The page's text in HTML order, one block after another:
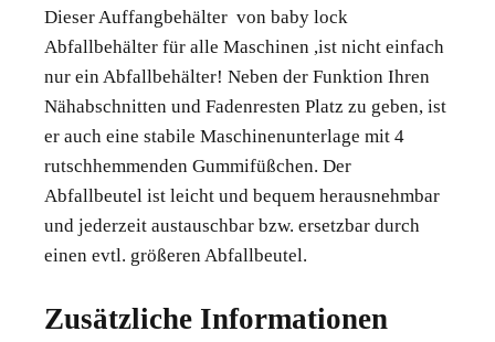
Dieser Auffangbehälter von baby lock
Abfallbehälter für alle Maschinen ,ist nicht einfach
nur ein Abfallbehälter! Neben der Funktion Ihren
Nähabschnitten und Fadenresten Platz zu geben, ist
er auch eine stabile Maschinenunterlage mit 4
rutschhemmenden Gummifüßchen. Der
Abfallbeutel ist leicht und bequem herausnehmbar
und jederzeit austauschbar bzw. ersetzbar durch
einen evtl. größeren Abfallbeutel.
Zusätzliche Informationen